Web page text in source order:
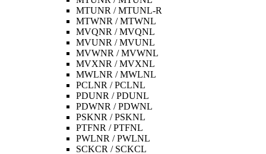
MTUNR / MTUNL-R
MTWNR / MTWNL
MVQNR / MVQNL
MVUNR / MVUNL
MVWNR / MVWNL
MVXNR / MVXNL
MWLNR / MWLNL
PCLNR / PCLNL
PDUNR / PDUNL
PDWNR / PDWNL
PSKNR / PSKNL
PTFNR / PTFNL
PWLNR / PWLNL
SCKCR / SCKCL